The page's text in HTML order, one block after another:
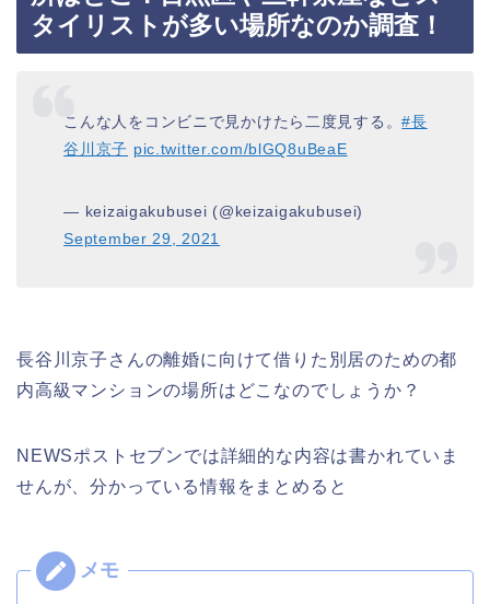
タイリストが多い場所なのか調査！
こんな人をコンビニで見かけたら二度見する。#長
谷川京子 pic.twitter.com/blGQ8uBeaE
— keizaigakubusei (@keizaigakubusei)
September 29, 2021
長谷川京子さんの離婚に向けて借りた別居のための都
内高級マンションの場所はどこなのでしょうか？
NEWSポストセブンでは詳細的な内容は書かれていま
せんが、分かっている情報をまとめると